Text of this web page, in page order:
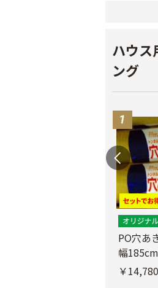
ハウス
ング
PO穴あ
幅185cm
￥14,780